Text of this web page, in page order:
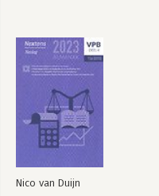
Nico van Duijn